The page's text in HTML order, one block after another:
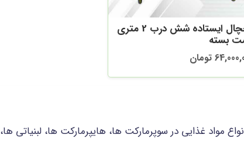
یخچال ایستاده شش درب 2 متری
بسته
تومان
مواد غذایی در سوپرمارکت ها، هایپرمارکت ها،